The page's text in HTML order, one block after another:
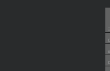
Текст комментария
Комментарий